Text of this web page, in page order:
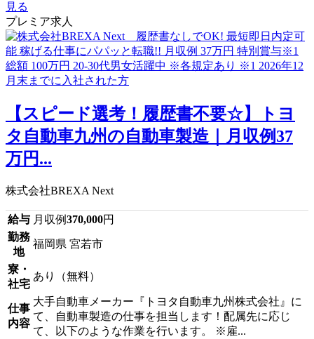
見る
プレミア求人
【スピード選考！履歴書不要☆】トヨ
タ自動車九州の自動車製造｜月収例37
万円...
株式会社BREXA Next
給与 月収例370,000円
勤務
地
福岡県 宮若市
寮・
社宅
あり（無料）
仕事
内容
大手自動車メーカー『トヨタ自動車九州株式会社』に
て、自動車製造の仕事を担当します！配属先に応じ
て、以下のような作業を行います。 ※雇...